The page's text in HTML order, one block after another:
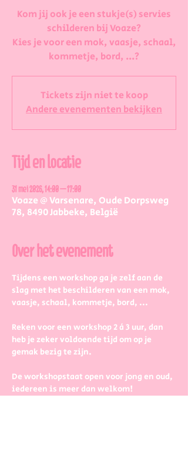
Kom jij ook je een stukje(s) servies
schilderen bij Voaze?
Kies je voor een mok, vaasje, schaal,
kommetje, bord, ...?
Tickets zijn niet te koop
Andere evenementen bekijken
Tijd en locatie
31 mei 2026, 14:00 – 17:00
Voaze @ Varsenare, Oude Dorpsweg
78, 8490 Jabbeke, België
Over het evenement
Tijdens een workshop ga je zelf aan de
slag met het beschilderen van een mok,
vaasje, schaal, kommetje, bord, ...
Reken voor een workshop 2 à 3 uur, dan
heb je zeker voldoende tijd om op je
gemak bezig te zijn.
De workshopstaat open voor jong en oud,
iedereen is meer dan welkom!